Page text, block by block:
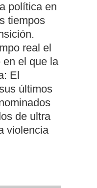
política en
tiempos
real el
en el que la
El
últimos
de ultra
violencia